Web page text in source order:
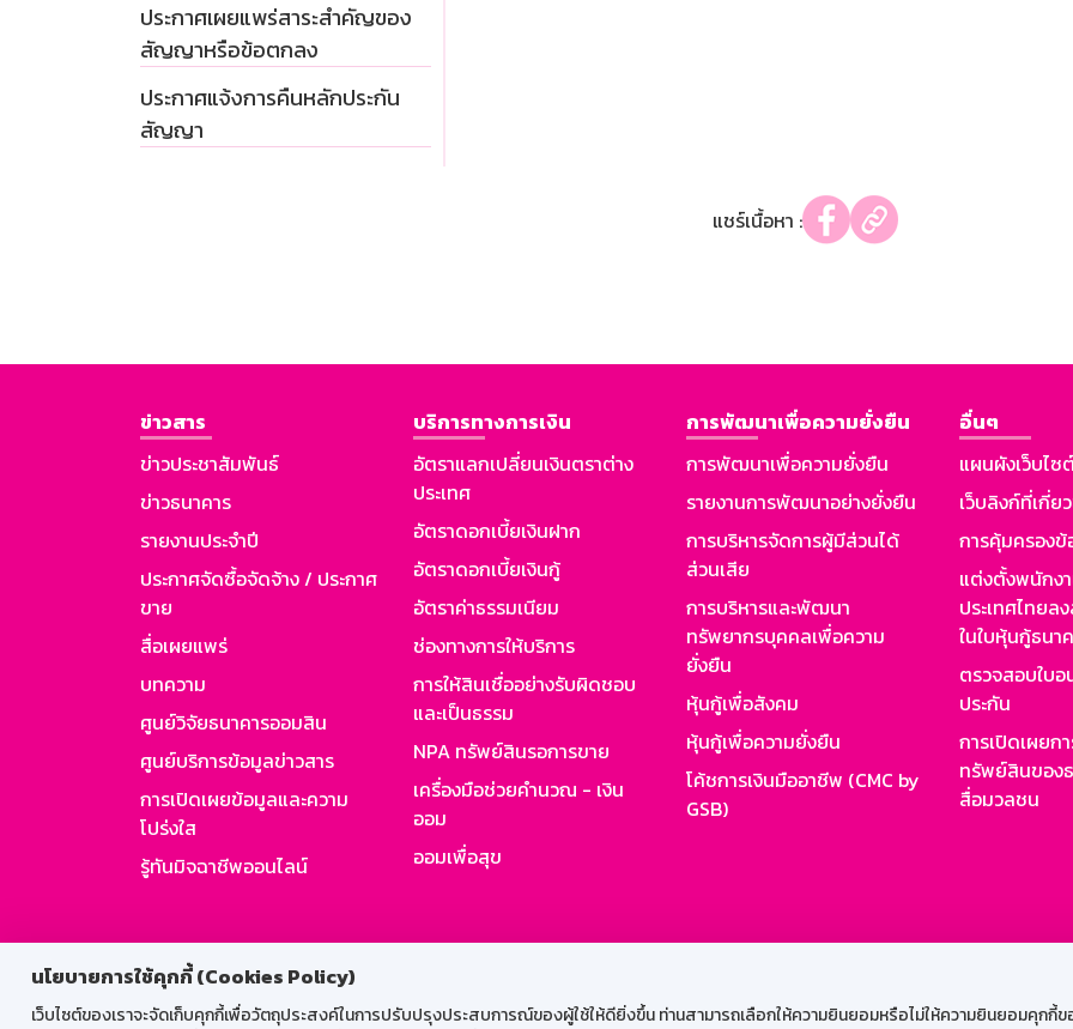
นโยบายการใช้คุกกี้ (Cookies Policy)
เว็บไซต์ของเราจะจัดเก็บคุกกี้เพื่อวัตถุประสงค์ในการปรับปรุงประสบการณ์ของผู้ใช้ให้ดียิ่งขึ้น ท่านสามารถเลือกให้ความยินยอมหรือไม่ให้ความยินยอมคุกกี้ข
ประกาศเผยแพร่สาระสำคัญของ
สัญญาหรือข้อตกลง
ประกาศแจ้งการคืนหลักประกัน
สัญญา
แชร์เนื้อหา :
ข่าวสาร
ข่าวประชาสัมพันธ์
ข่าวธนาคาร
รายงานประจำปี
ประกาศจัดซื้อจัดจ้าง / ประกาศ
ขาย
สื่อเผยแพร่
บทความ
ศูนย์วิจัยธนาคารออมสิน
ศูนย์บริการข้อมูลข่าวสาร
การเปิดเผยข้อมูลและความ
โปร่งใส
รู้ทันมิจฉาชีพออนไลน์
บริการทางการเงิน
อัตราแลกเปลี่ยนเงินตราต่าง
ประเทศ
อัตราดอกเบี้ยเงินฝาก
อัตราดอกเบี้ยเงินกู้
อัตราค่าธรรมเนียม
ช่องทางการให้บริการ
การให้สินเชื่ออย่างรับผิดชอบ
และเป็นธรรม
NPA ทรัพย์สินรอการขาย
เครื่องมือช่วยคำนวณ - เงิน
ออม
ออมเพื่อสุข
การพัฒนาเพื่อความยั่งยืน
การพัฒนาเพื่อความยั่งยืน
รายงานการพัฒนาอย่างยั่งยืน
การบริหารจัดการผู้มีส่วนได้
ส่วนเสีย
การบริหารและพัฒนา
ทรัพยากรบุคคลเพื่อความ
ยั่งยืน
หุ้นกู้เพื่อสังคม
หุ้นกู้เพื่อความยั่งยืน
โค้ชการเงินมืออาชีพ (CMC by
GSB)
อื่นๆ
แผนผังเว็บไซ
เว็บลิงก์ที่เกี่ย
การคุ้มครอง
แต่งตั้งพนักง
ประเทศไทยล
ในใบหุ้นกู้ธนา
ตรวจสอบใบ
ประกัน
การเปิดเผยก
ทรัพย์สินของ
สื่อมวลชน